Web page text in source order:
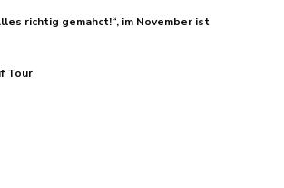
richtig gemahct!“, im November ist
Tour